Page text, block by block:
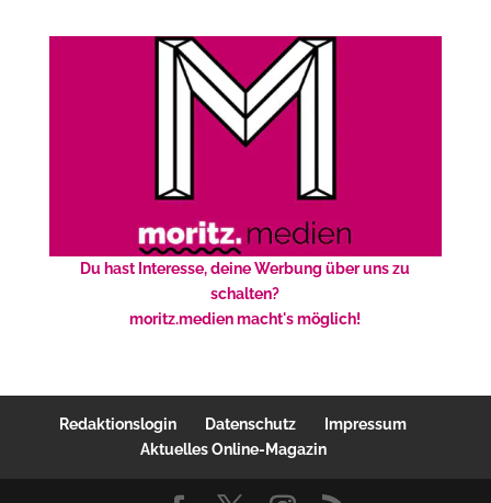
Du hast Interesse, deine Werbung über uns zu
schalten?
moritz.medien macht's möglich!
Redaktionslogin Datenschutz
Impressum
Aktuelles Online-Magazin